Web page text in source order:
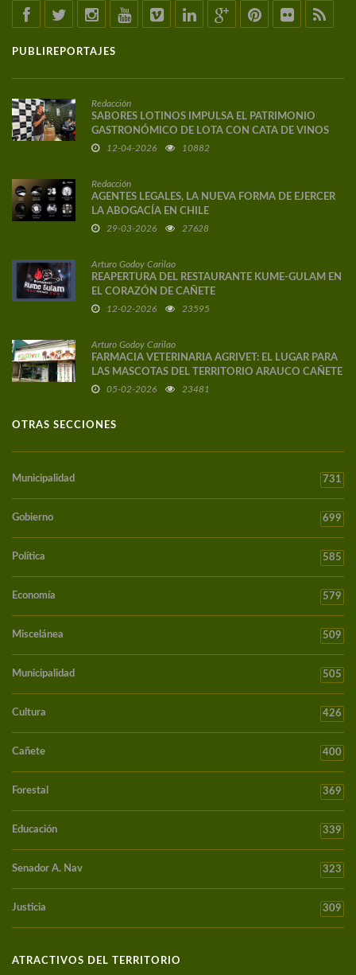
PUBLIREPORTAJES
Redacción
SABORES LOTINOS IMPULSA EL PATRIMONIO
GASTRONÓMICO DE LOTA CON CATA DE VINOS
DE AUTOR
12-04-2026 10882
Redacción
AGENTES LEGALES, LA NUEVA FORMA DE EJERCER
LA ABOGACÍA EN CHILE
29-03-2026 27628
Arturo Godoy Carilao
REAPERTURA DEL RESTAURANTE KUME-GULAM EN
EL CORAZÓN DE CAÑETE
12-02-2026 23595
Arturo Godoy Carilao
FARMACIA VETERINARIA AGRIVET: EL LUGAR PARA
LAS MASCOTAS DEL TERRITORIO ARAUCO CAÑETE
05-02-2026 23481
OTRAS SECCIONES
Municipalidad 731
Gobierno 699
Política 585
Economía 579
Miscelánea 509
Municipalidad 505
Cultura 426
Cañete 400
Forestal 369
Educación 339
Senador A. Nav 323
Justicia 309
ATRACTIVOS DEL TERRITORIO